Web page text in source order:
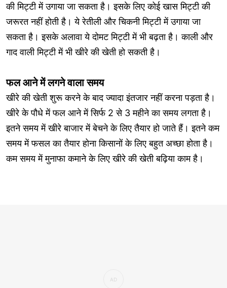
की मिट्टी में उगाया जा सकता है। इसके लिए कोई खास मिट्टी की
जरूरत नहीं होती है। ये रेतीली और चिकनी मिट्टी में उगाया जा
सकता है। इसके अलावा ये दोमट मिट्टी में भी बढ़ता है। काली और
गाद वाली मिट्टी में भी खीरे की खेती हो सकती है।
फल आने में लगने वाला समय
खीरे की खेती शुरू करने के बाद ज्यादा इंतजार नहीं करना पड़ता है।
खीरे के पौधे में फल आने में सिर्फ 2 से 3 महीने का समय लगता है।
इतने समय में खीरे बाजार में बेचने के लिए तैयार हो जाते हैं। इतने कम
समय में फसल का तैयार होना किसानों के लिए बहुत अच्छा होता है।
कम समय में मुनाफा कमाने के लिए खीरे की खेती बढ़िया काम है।